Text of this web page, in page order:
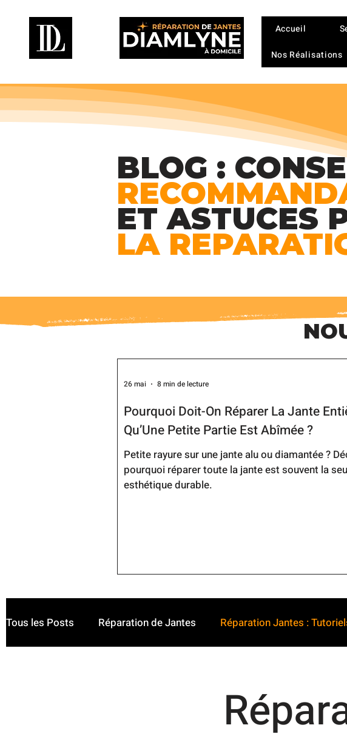
Accueil
Nos Réalisations
BLOG :
ET ASTUCES
LA
Pourquoi Doit-On Réparer La Jante
Qu’Une Petite Partie Est Abîmée ?
Petite rayure sur une jante alu ou diamantée ?
pourquoi réparer toute la jante est souvent la
esthétique durable.
26 mai 8 min de lecture
Tous les Posts Réparation de Jantes Réparation Jantes :